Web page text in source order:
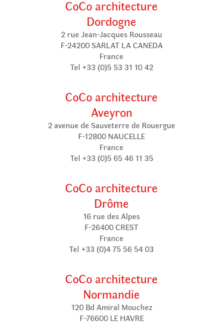
CoCo architecture
Dordogne
2 rue Jean-Jacques Rousseau
F-24200 SARLAT LA CANEDA
France
Tel +33 (0)5 53 31 10 42
CoCo architecture
Aveyron
2 avenue de Sauveterre de Rouergue
F-12800 NAUCELLE
France
Tel +33 (0)5 65 46 11 35
CoCo architecture
Drôme
16 rue des Alpes
F-26400 CREST
France
Tel +33 (0)4 75 56 54 03
CoCo architecture
Normandie
120 Bd Amiral Mouchez
F-76600 LE HAVRE